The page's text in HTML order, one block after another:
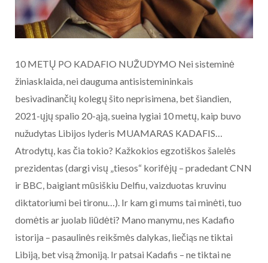
10 METŲ PO KADAFIO NUŽUDYMO Nei sisteminė
žiniasklaida, nei dauguma antisistemininkais
besivadinančių kolegų šito neprisimena, bet šiandien,
2021-ųjų spalio 20-ąją, sueina lygiai 10 metų, kaip buvo
nužudytas Libijos lyderis MUAMARAS KADAFIS…
Atrodytų, kas čia tokio? Kažkokios egzotiškos šalelės
prezidentas (dargi visų „tiesos“ korifėjų – pradedant CNN
ir BBC, baigiant mūsiškiu Delfiu, vaizduotas kruvinu
diktatoriumi bei tironu…). Ir kam gi mums tai minėti, tuo
domėtis ar juolab liūdėti? Mano manymu, nes Kadafio
istorija – pasaulinės reikšmės dalykas, liečiąs ne tiktai
Libiją, bet visą žmoniją. Ir patsai Kadafis – ne tiktai ne